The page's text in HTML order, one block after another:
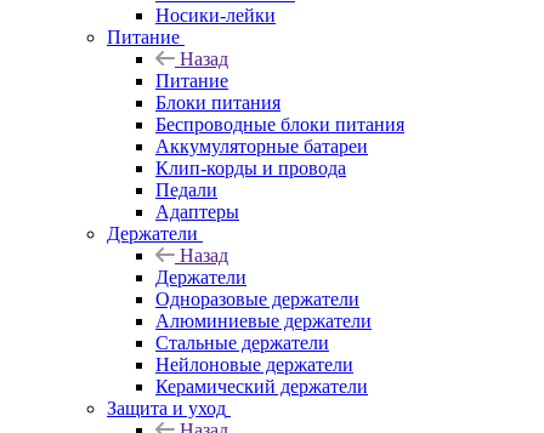
Носики-лейки
Питание
Назад
Питание
Блоки питания
Беспроводные блоки питания
Аккумуляторные батареи
Клип-корды и провода
Педали
Адаптеры
Держатели
Назад
Держатели
Одноразовые держатели
Алюминиевые держатели
Стальные держатели
Нейлоновые держатели
Керамический держатели
Защита и уход